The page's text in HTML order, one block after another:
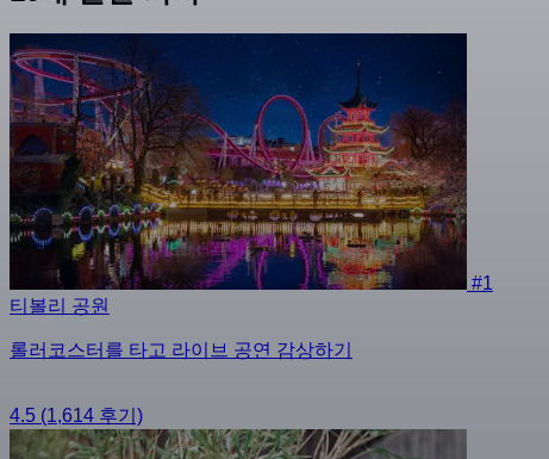
#1
티볼리 공원
롤러코스터를 타고 라이브 공연 감상하기
4.5 (1,614 후기)